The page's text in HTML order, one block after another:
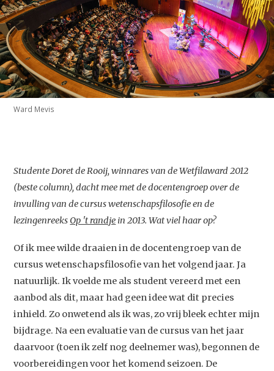
Ward Mevis
Studente Doret de Rooij, winnares van de Wetfilaward 2012
(beste column), dacht mee met de docentengroep over de
invulling van de cursus wetenschapsfilosofie en de
lezingenreeks Op 't randje in 2013. Wat viel haar op?
Of ik mee wilde draaien in de docentengroep van de
cursus wetenschapsfilosofie van het volgend jaar. Ja
natuurlijk. Ik voelde me als student vereerd met een
aanbod als dit, maar had geen idee wat dit precies
inhield. Zo onwetend als ik was, zo vrij bleek echter mijn
bijdrage. Na een evaluatie van de cursus van het jaar
daarvoor (toen ik zelf nog deelnemer was), begonnen de
voorbereidingen voor het komend seizoen. De